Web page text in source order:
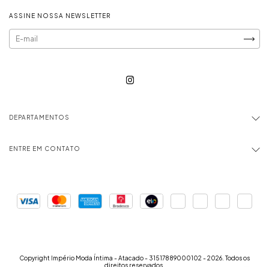
ASSINE NOSSA NEWSLETTER
DEPARTAMENTOS
ENTRE EM CONTATO
Copyright Império Moda Íntima - Atacado - 31517889000102 - 2026. Todos os
direitos reservados.